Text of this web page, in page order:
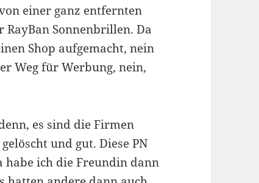
einer ganz entfernten
Sonnenbrillen. Da
Shop aufgemacht, nein
Weg für Werbung, nein,
es sind die Firmen
und gut. Diese PN
habe ich die Freundin dann